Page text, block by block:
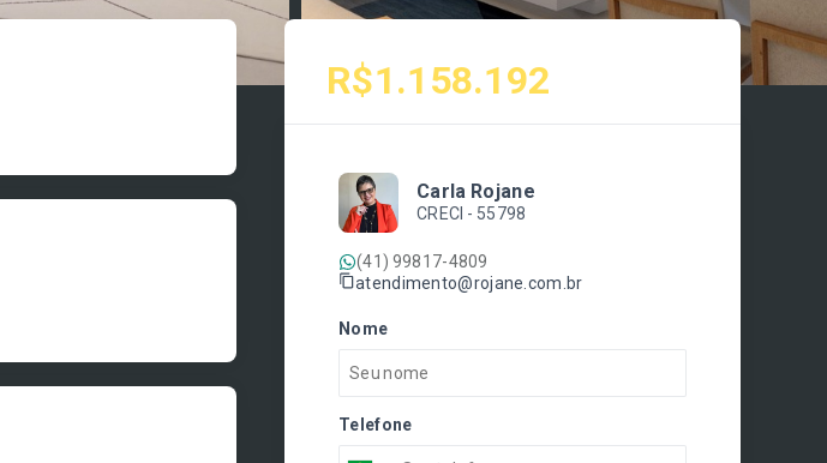
R$1.158.192
Carla Rojane
CRECI - 55798
(41) 99817-4809
atendimento@rojane.com.br
Nome
Telefone